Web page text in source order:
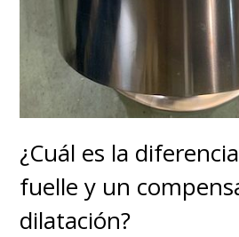
¿Cuál es la
fuelle y un
dilatación?